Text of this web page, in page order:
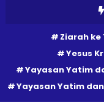
Ziarah ke
Yesus
Yayasan Yatim
Yayasan Yatim